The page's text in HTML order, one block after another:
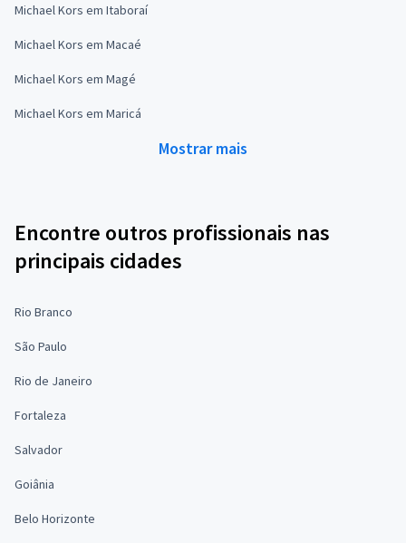
Michael Kors em Itaboraí
Michael Kors em Macaé
Michael Kors em Magé
Michael Kors em Maricá
Mostrar mais
Encontre outros profissionais nas
principais cidades
Rio Branco
São Paulo
Rio de Janeiro
Fortaleza
Salvador
Goiânia
Belo Horizonte